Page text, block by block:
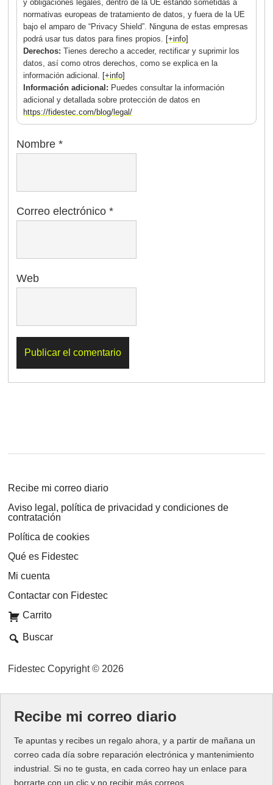
y obligaciones legales, dentro de la UE estando sometidas a
normativas europeas de tratamiento de datos, y fuera de la UE
bajo el amparo de “Privacy Shield”. Ninguna de estas empresas
podrá usar tus datos para fines propios. [+info]
Derechos:Tienes derecho a acceder, rectificar y suprimir los
datos, así como otros derechos, como se explica en la
información adicional. [+info]
Información adicional: Puedes consultar la información
adicional y detallada sobre protección de datos en
https://fidestec.com/blog/legal/
Nombre*
Correo electrónico*
Web
Recibe mi correo diario
Aviso legal, política de privacidad y condiciones de
contratación
Política de cookies
Qué es Fidestec
Mi cuenta
Contactar con Fidestec
Carrito
Buscar
Fidestec Copyright © 2026
Recibe mi correo diario
Te apuntas y recibes un regalo ahora, y a partir de mañana un
correo cada día sobre reparación electrónica y mantenimiento
industrial. Si no te gusta, en cada correo hay un enlace para
borrarte con un clic y no recibir más correos.